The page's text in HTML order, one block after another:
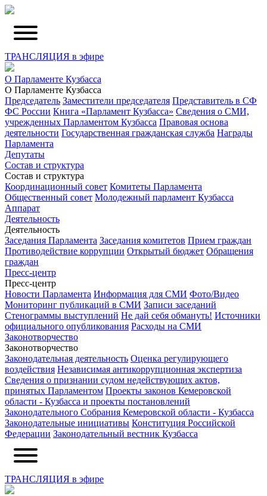
ТРАНСЛЯЦИЯ в эфире
О Парламенте Кузбасса
О Парламенте Кузбасса
Председатель Заместители председателя Представитель в СФ
ФС России Книга «Парламент Кузбасса» Сведения о СМИ,
учрежденных Парламентом Кузбасса Правовая основа
деятельности Государственная гражданская служба Награды
Парламента
Депутаты
Состав и структура
Состав и структура
Координационный совет Комитеты Парламента
Общественный совет Молодежный парламент Кузбасса
Аппарат
Деятельность
Деятельность
Заседания Парламента Заседания комитетов Прием граждан
Противодействие коррупции Открытый бюджет Обращения
граждан
Пресс-центр
Пресс-центр
Новости Парламента Информация для СМИ Фото/Видео
Мониторинг публикаций в СМИ Записи заседаний
Стенограммы выступлений Не дай себя обмануть! Источники
официального опубликования Расходы на СМИ
Законотворчество
Законотворчество
Законодательная деятельность Оценка регулирующего
воздействия Независимая антикоррупционная экспертиза
Сведения о признании судом недействующих актов,
принятых Парламентом Проекты законов Кемеровской
области - Кузбасса и проекты постановлений
Законодательного Собрания Кемеровской области - Кузбасса
Законодательные инициативы Конституция Российской
Федерации Законодательный вестник Кузбасса
ТРАНСЛЯЦИЯ в эфире